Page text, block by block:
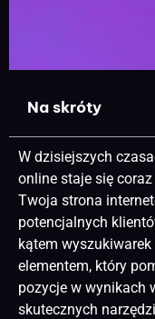
Na skróty
W dzisiejszych
online staje się
Twoja strona
potencjalnych
kątem
elementem, który
pozycje w wynikach
skutecznych narzędzi